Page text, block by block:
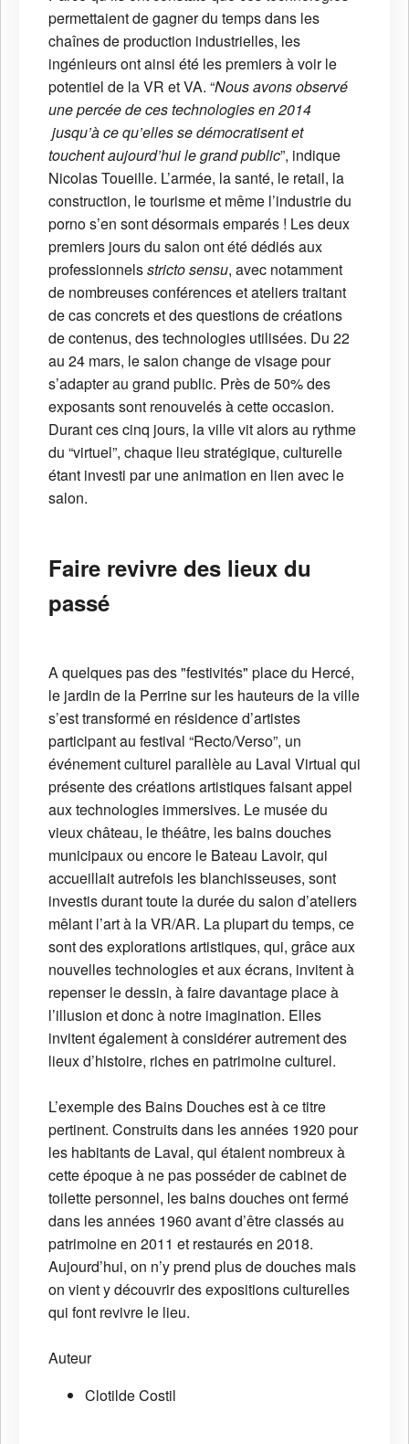
permettaient de gagner du temps dans les
chaînes de production industrielles, les
ingénieurs ont ainsi été les premiers à voir le
potentiel de la VR et VA. “Nous avons observé
une percée de ces technologies en 2014
jusqu’à ce qu’elles se démocratisent et
touchent aujourd’hui le grand public”, indique
Nicolas Toueille. L’armée, la santé, le retail, la
construction, le tourisme et même l’industrie du
porno s’en sont désormais emparés ! Les deux
premiers jours du salon ont été dédiés aux
professionnelsstricto sensu, avec notamment
de nombreuses conférences et ateliers traitant
de cas concrets et des questions de créations
de contenus, des technologies utilisées. Du 22
au 24 mars, le salon change de visage pour
s’adapter au grand public. Près de 50% des
exposants sont renouvelés à cette occasion.
Durant ces cinq jours, la ville vit alors au rythme
du “virtuel”, chaque lieu stratégique, culturelle
étant investi par une animation en lien avec le
salon.
Faire revivre des lieux du
passé
A quelques pas des "festivités" place du Hercé,
le jardin de la Perrine sur les hauteurs de la ville
s’est transformé en résidence d’artistes
participant au festival “Recto/Verso”, un
événement culturel parallèle au Laval Virtual qui
présente des créations artistiques faisant appel
aux technologies immersives. Le musée du
vieux château, le théâtre, les bains douches
municipaux ou encore le Bateau Lavoir, qui
accueillait autrefois les blanchisseuses, sont
investis durant toute la durée du salon d’ateliers
mêlant l’art à la VR/AR. La plupart du temps, ce
sont des explorations artistiques, qui, grâce aux
nouvelles technologies et aux écrans, invitent à
repenser le dessin, à faire davantage place à
l’illusion et donc à notre imagination. Elles
invitent également à considérer autrement des
lieux d’histoire, riches en patrimoine culturel.
L’exemple des Bains Douches est à ce titre
pertinent. Construits dans les années 1920 pour
les habitants de Laval, qui étaient nombreux à
cette époque à ne pas posséder de cabinet de
toilette personnel, les bains douches ont fermé
dans les années 1960 avant d’être classés au
patrimoine en 2011 et restaurés en 2018.
Aujourd’hui, on n’y prend plus de douches mais
on vient y découvrir des expositions culturelles
qui font revivre le lieu.
Auteur
Clotilde Costil